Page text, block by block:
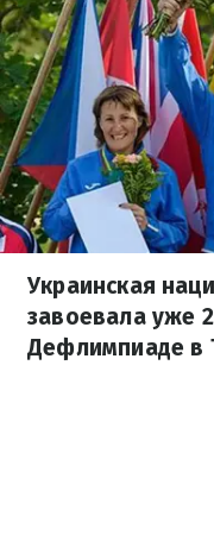
Украинская
завоевала уже
Дефлимпиаде в